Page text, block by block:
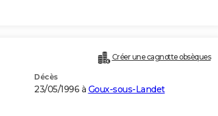
Créer une cagnotte obsèques
Décès
23/05/1996 à Goux-sous-Landet